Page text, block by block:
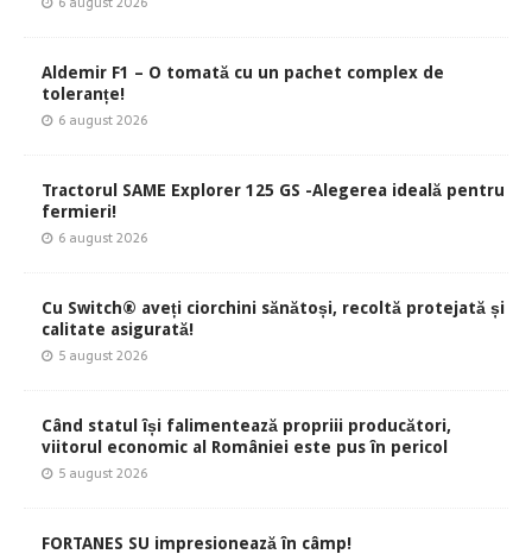
Aldemir F1 – O tomată cu un pachet complex de
toleranțe!
6 august 2026
Tractorul SAME Explorer 125 GS -Alegerea ideală pentru
fermieri!
6 august 2026
Cu Switch® aveți ciorchini sănătoși, recoltă protejată și
calitate asigurată!
5 august 2026
Când statul își falimentează propriii producători,
viitorul economic al României este pus în pericol
5 august 2026
FORTANES SU impresionează în câmp!